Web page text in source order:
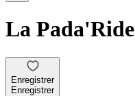
La Pada'Ride
Enregistrer
Enregistrer